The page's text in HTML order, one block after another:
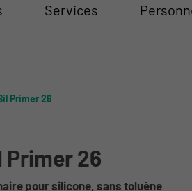
Services
Primer 26
Primer 26
pour silicone, sans toluène